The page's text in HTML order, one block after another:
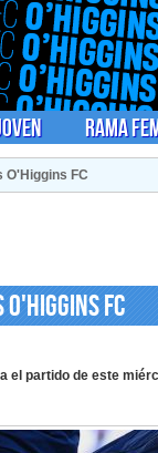
Rama
O'Higgins FC
FC
partido de este